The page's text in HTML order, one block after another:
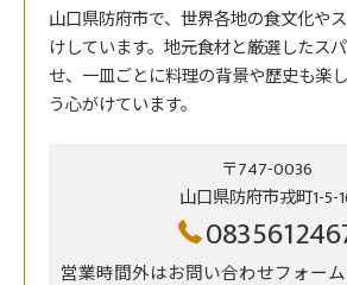
山口県防府市で、世界各地の食文化や
けしています。地元食材と厳選したス
せ、一皿ごとに料理の背景や歴史も楽
う心がけています。
〒747-0036
山口県防府市戎町1-5-
営業時間外はお問い合わせフォー